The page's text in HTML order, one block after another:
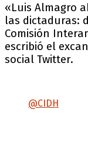
«Luis Almagro
las dictaduras:
Comisión
escribió el
social Twitter.
@CIDH